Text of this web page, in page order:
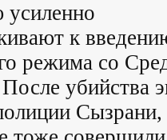
усиленно
к
режима со
убийства
Сызрани,